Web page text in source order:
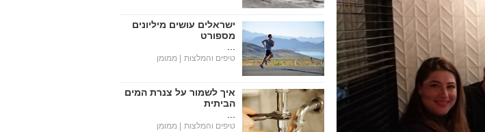
ישראלים עושים מיליונים
מספורט
טיפים והמלצות | ממומן
איך לשמור על צנרת המים
הביתית
טיפים והמלצות | ממומן